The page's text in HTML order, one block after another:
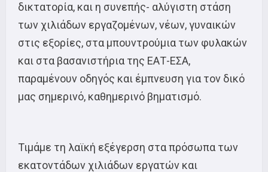
δικτατορία, και η συνεπής- αλύγιστη στάση
των χιλιάδων εργαζομένων, νέων, γυναικών
στις εξορίες, στα μπουντρούμια των φυλακών
και στα βασανιστήρια της ΕΑΤ-ΕΣΑ,
παραμένουν οδηγός και έμπνευση για τον δικό
μας σημερινό, καθημερινό βηματισμό.
Τιμάμε τη λαϊκή εξέγερση στα πρόσωπα των
εκατοντάδων χιλιάδων εργατών και